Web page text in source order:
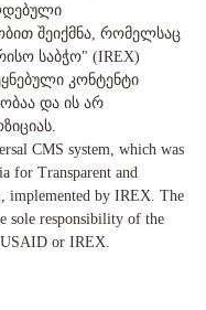
შეიქმნა, რომელსაც
საბჭო" (IREX)
კონტენტი
და ის არ
CMS system, which was
for Transparent and
implemented by IREX. The
sole responsibility of the
or IREX.